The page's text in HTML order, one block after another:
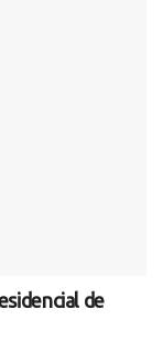
de